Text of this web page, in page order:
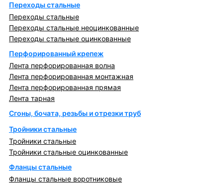
Переходы стальные
Переходы стальные
Переходы стальные неоцинкованные
Переходы стальные оцинкованные
Перфорированный крепеж
Лента перфорированная волна
Лента перфорированная монтажная
Лента перфорированная прямая
Лента тарная
Сгоны, бочата, резьбы и отрезки труб
Тройники стальные
Тройники стальные
Тройники стальные оцинкованные
Фланцы стальные
Фланцы стальные воротниковые